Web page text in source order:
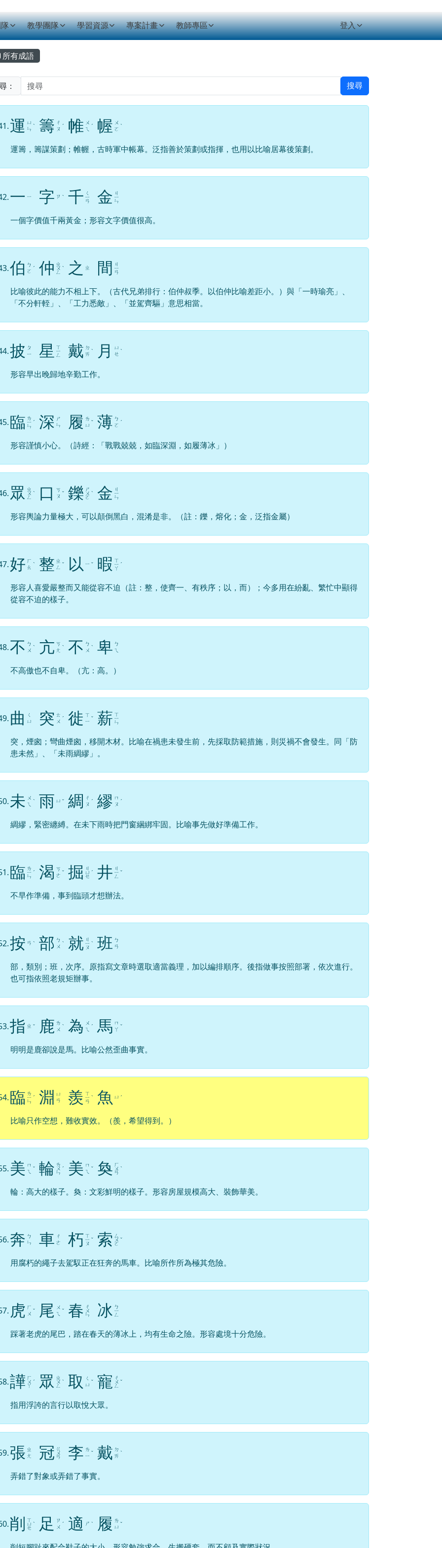
訊網
教學團隊 學習資源 專案計畫 教師專區 登入
容區域
所有成語
： 搜尋
運 ㄩ
ㄣ ˋ 籌 ㄔ
ㄡ ˊ 帷 ㄨ
ㄟ
ˊ 幄 ㄨ
ㄛ ˋ
運籌，籌謀策劃；帷幄，古時軍中帳幕。泛指善於策劃或指揮，也用以比喻居幕後策劃。
一 ㄧ 字 ㄗ ˋ 千 ㄑ
ㄧ
ㄢ 金 ㄐ
ㄧ
ㄣ
一個字價值千兩黃金；形容文字價值很高。
伯 ㄅ
ㄛ ˊ 仲 ㄓ
ㄨ
ㄥ
ˋ 之 ㄓ 間 ㄐ
ㄧ
ㄢ
比喻彼此的能力不相上下。（古代兄弟排行：伯仲叔季。以伯仲比喻差距小。）與「一時瑜亮」、
「不分軒輊」、「工力悉敵」、「並駕齊驅」意思相當。
披 ㄆ
ㄧ
星 ㄒ
ㄧ
ㄥ 戴 ㄉ
ㄞ ˋ 月
ㄩ
ㄝ ˋ
形容早出晚歸地辛勤工作。
臨 ㄌ
ㄧ
ㄣ
ˊ 深 ㄕ
ㄣ
履 ㄌ
ㄩ ˇ 薄 ㄅ
ㄛ ˊ
形容謹慎小心。（詩經：「戰戰兢兢，如臨深淵，如履薄冰」）
眾 ㄓ
ㄨ
ㄥ
ˋ 口
ㄎ
ㄡ ˇ 鑠 ㄕ
ㄨ
ㄛ
ˋ 金 ㄐ
ㄧ
ㄣ
形容輿論力量極大，可以顛倒黑白，混淆是非。（註：鑠，熔化；金，泛指金屬）
好 ㄏ
ㄠ ˋ 整 ㄓ
ㄥ
ˇ 以 ㄧ ˇ 暇 ㄒ
ㄧ
ㄚ
ˊ
形容人喜愛嚴整而又能從容不迫（註：整，使齊一、有秩序；以，而）；今多用在紛亂、繁忙中顯得
從容不迫的樣子。
不 ㄅ
ㄨ ˋ 亢 ㄎ
ㄤ ˋ 不 ㄅ
ㄨ ˋ 卑 ㄅ
ㄟ
不高傲也不自卑。（亢：高。）
曲
ㄑ
ㄩ
突 ㄊ
ㄨ ˊ 徙 ㄒ
ㄧ ˇ 薪 ㄒ
ㄧ
ㄣ
突，煙囪；彎曲煙囪，移開木材。比喻在禍患未發生前，先採取防範措施，則災禍不會發生。同「防
患未然」、「未雨綢繆」。
未 ㄨ
ㄟ
ˋ 雨 ㄩ ˇ 綢
ㄔ
ㄡ ˊ 繆 ㄇ
ㄡ ˊ
綢繆，緊密纏縛。在未下雨時把門窗綑綁牢固。比喻事先做好準備工作。
臨 ㄌ
ㄧ
ㄣ
ˊ 渴 ㄎ
ㄜ ˇ 掘 ㄐ
ㄩ
ㄝ
ˊ 井 ㄐ
ㄧ
ㄥ
ˇ
不早作準備，事到臨頭才想辦法。
按 ㄢ ˋ 部 ㄅ
ㄨ ˋ 就 ㄐ
ㄧ
ㄡ
ˋ 班 ㄅ
ㄢ
部，類別；班，次序。原指寫文章時選取適當義理，加以編排順序。後指做事按照部署，依次進行。
也可指依照老規矩辦事。
指 ㄓ ˇ 鹿 ㄌ
ㄨ ˋ 為 ㄨ
ㄟ
ˊ 馬 ㄇ
ㄚ ˇ
明明是鹿卻說是馬。比喻公然歪曲事實。
臨 ㄌ
ㄧ
ㄣ
ˊ 淵 ㄩ
ㄢ
羨 ㄒ
ㄧ
ㄢ
ˋ 魚 ㄩ ˊ
比喻只作空想，難收實效。（羨，希望得到。）
美 ㄇ
ㄟ
ˇ 輪 ㄌ
ㄨ
ㄣ
ˊ 美 ㄇ
ㄟ
ˇ 奐 ㄏ
ㄨ
ㄢ
ˋ
輪：高大的樣子。奐：文彩鮮明的樣子。形容房屋規模高大、裝飾華美。
奔 ㄅ
ㄣ
車 ㄔ
ㄜ
朽 ㄒ
ㄧ
ㄡ
ˇ 索 ㄙ
ㄨ
ㄛ
ˇ
用腐朽的繩子去駕馭正在狂奔的馬車。比喻所作所為極其危險。
虎 ㄏ
ㄨ ˇ 尾 ㄨ
ㄟ
ˇ 春 ㄔ
ㄨ
ㄣ 冰 ㄅ
ㄧ
ㄥ
踩著老虎的尾巴，踏在春天的薄冰上，均有生命之險。形容處境十分危險。
譁 ㄏ
ㄨ
ㄚ
ˊ 眾 ㄓ
ㄨ
ㄥ
ˋ 取
ㄑ
ㄩ ˇ 寵 ㄔ
ㄨ
ㄥ
ˇ
指用浮誇的言行以取悅大眾。
張 ㄓ
ㄤ
冠 ㄍ
ㄨ
ㄢ 李 ㄌ
ㄧ ˇ 戴 ㄉ
ㄞ ˋ
弄錯了對象或弄錯了事實。
削 ㄒ
ㄩ
ㄝ
ˋ 足
ㄗ
ㄨ ˊ 適 ㄕ ˋ 履 ㄌ
ㄩ ˇ